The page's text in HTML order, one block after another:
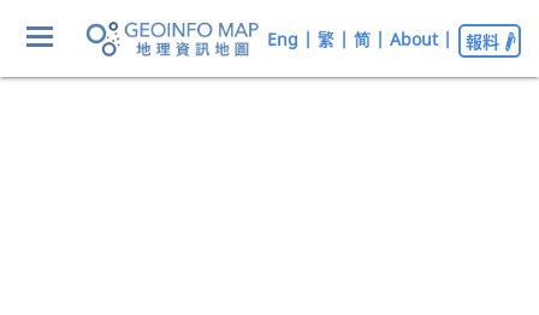
Eng | 繁 | 简 | About | 報料